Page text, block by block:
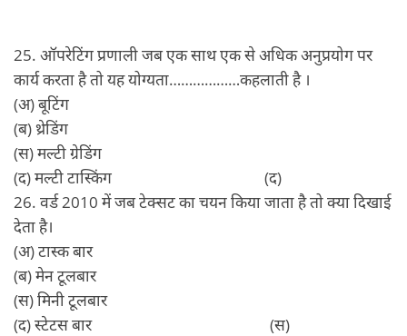
25. ऑपरेटिंग प्रणाली जब एक साथ एक से अधिक अनुप्रयोग पर
कार्य करता है तो यह योग्यता………………कहलाती है ।
(अ) बूटिंग
(ब) थ्रेडिंग
(स) मल्टी ग्रेडिंग
(द) मल्टी टास्किंग (द)
26. वर्ड 2010 में जब टेक्सट का चयन किया जाता है तो क्या दिखाई
देता है।
(अ) टास्क बार
(ब) मेन टूलबार
(स) मिनी टूलबार
(द) स्टेटस बार (स)